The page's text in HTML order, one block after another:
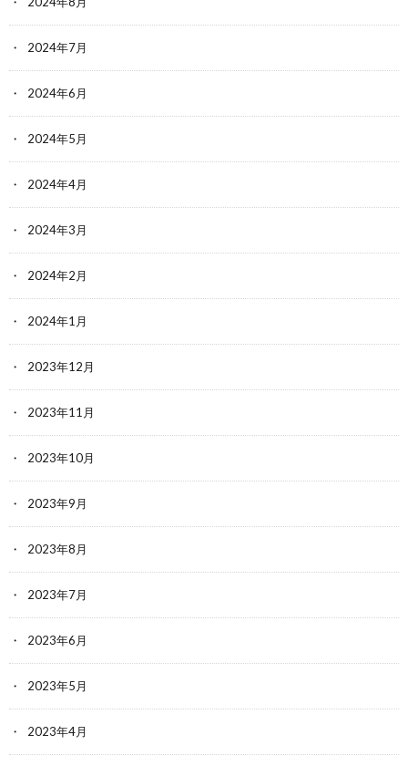
2024年7月
2024年6月
2024年5月
2024年4月
2024年3月
2024年2月
2024年1月
2023年12月
2023年11月
2023年10月
2023年9月
2023年8月
2023年7月
2023年6月
2023年5月
2023年4月